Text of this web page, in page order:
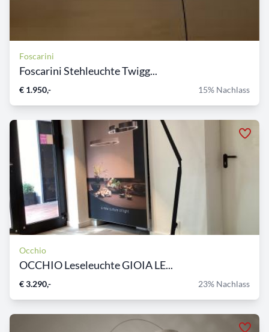
Foscarini
Foscarini Stehleuchte Twigg...
€ 1.950,- 15% Nachlass
Occhio
OCCHIO Leseleuchte GIOIA LE...
€ 3.290,- 23% Nachlass